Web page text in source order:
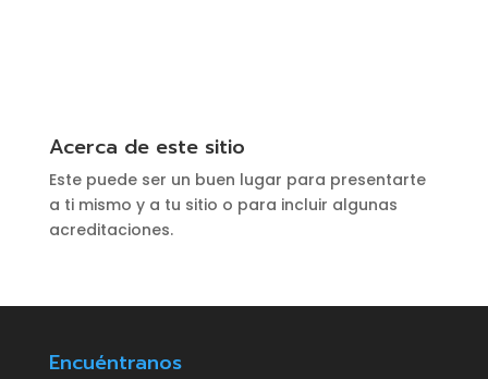
Acerca de este sitio
Este puede ser un buen lugar para presentarte
a ti mismo y a tu sitio o para incluir algunas
acreditaciones.
Encuéntranos